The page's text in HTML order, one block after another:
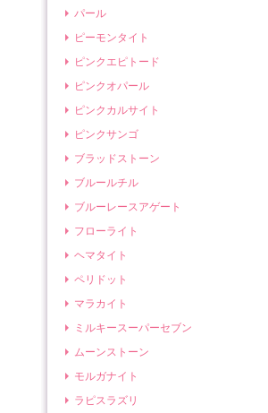
パール
ピーモンタイト
ピンクエピトード
ピンクオパール
ピンクカルサイト
ピンクサンゴ
ブラッドストーン
ブルールチル
ブルーレースアゲート
フローライト
ヘマタイト
ペリドット
マラカイト
ミルキースーパーセブン
ムーンストーン
モルガナイト
ラピスラズリ